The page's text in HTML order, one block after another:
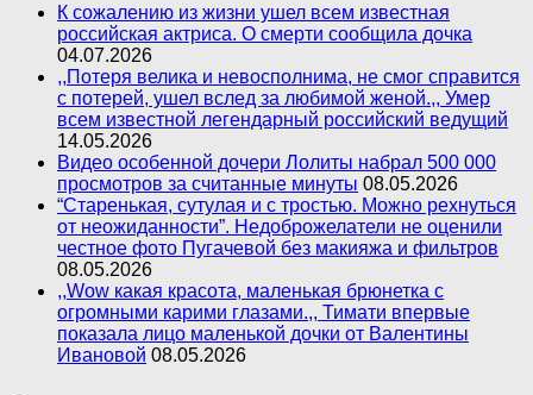
К сожалению из жизни ушел всем известная
российская актриса. О смерти сообщила дочка
04.07.2026
,,Потеря велика и невосполнима, не смог справится
с потерей, ушел вслед за любимой женой.,, Умер
всем известной легендарный российский ведущий
14.05.2026
Видео особенной дочери Лолиты набрал 500 000
просмотров за считанные минуты 08.05.2026
“Старенькая, сутулая и с тростью. Можно рехнуться
от неожиданности”. Недоброжелатели не оценили
честное фото Пугачевой без макияжа и фильтров
08.05.2026
,,Wow какая красота, маленькая брюнетка с
огромными карими глазами.,, Тимати впервые
показала лицо маленькой дочки от Валентины
Ивановой 08.05.2026